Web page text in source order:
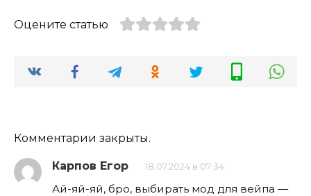
Оцените статью
Комментарии закрыты.
Карпов Егор 18.07.2024 в 07:34
Ай-яй-яй, бро, выбирать мод для вейпа —